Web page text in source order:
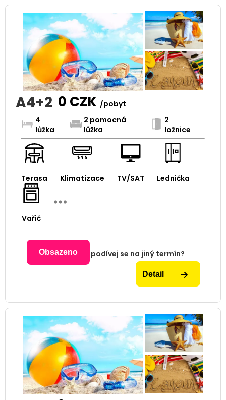
A4+2 0 CZK /pobyt
4
lůžka
2 pomocná
lůžka
2
ložnice
Terasa Klimatizace TV/SAT Lednička
Vařič
Obsazeno podívej se na jiný termín?
Detail